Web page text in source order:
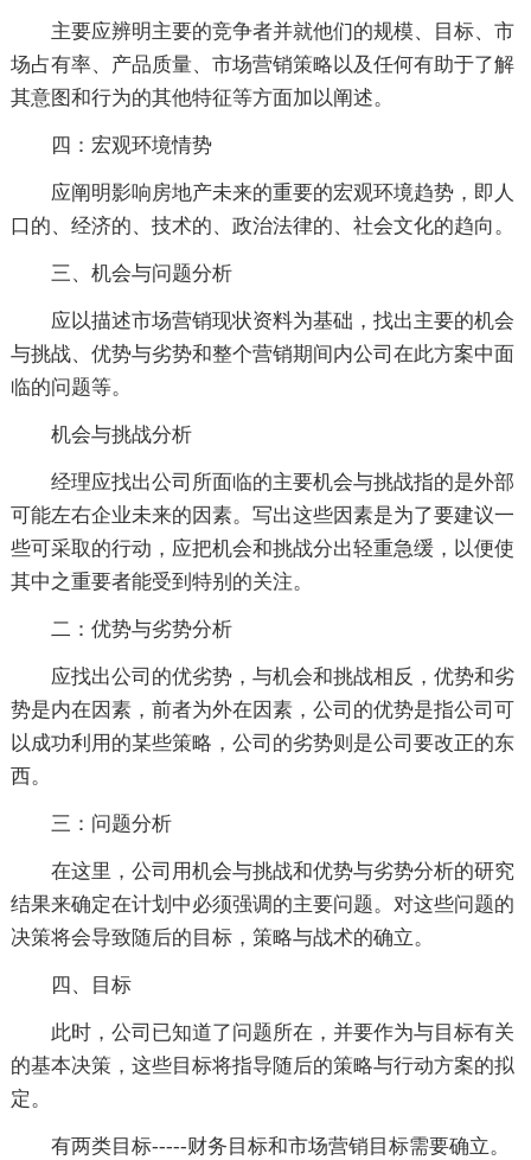
主要应辨明主要的竞争者并就他们的规模、目标、市
场占有率、产品质量、市场营销策略以及任何有助于了解
其意图和行为的其他特征等方面加以阐述。
四：宏观环境情势
应阐明影响房地产未来的重要的宏观环境趋势，即人
口的、经济的、技术的、政治法律的、社会文化的趋向。
三、机会与问题分析
应以描述市场营销现状资料为基础，找出主要的机会
与挑战、优势与劣势和整个营销期间内公司在此方案中面
临的问题等。
机会与挑战分析
经理应找出公司所面临的主要机会与挑战指的是外部
可能左右企业未来的因素。写出这些因素是为了要建议一
些可采取的行动，应把机会和挑战分出轻重急缓，以便使
其中之重要者能受到特别的关注。
二：优势与劣势分析
应找出公司的优劣势，与机会和挑战相反，优势和劣
势是内在因素，前者为外在因素，公司的优势是指公司可
以成功利用的某些策略，公司的劣势则是公司要改正的东
西。
三：问题分析
在这里，公司用机会与挑战和优势与劣势分析的研究
结果来确定在计划中必须强调的主要问题。对这些问题的
决策将会导致随后的目标，策略与战术的确立。
四、目标
此时，公司已知道了问题所在，并要作为与目标有关
的基本决策，这些目标将指导随后的策略与行动方案的拟
定。
有两类目标-----财务目标和市场营销目标需要确立。